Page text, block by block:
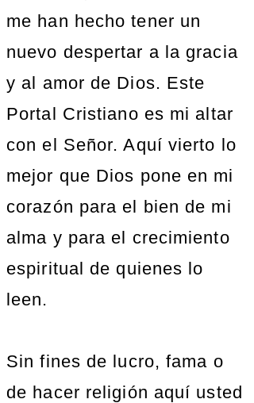
me han hecho tener un
nuevo despertar a la gracia
y al amor de Dios. Este
Portal Cristiano es mi altar
con el Señor. Aquí vierto lo
mejor que Dios pone en mi
corazón para el bien de mi
alma y para el crecimiento
espiritual de quienes lo
leen.
Sin fines de lucro, fama o
de hacer religión aquí usted